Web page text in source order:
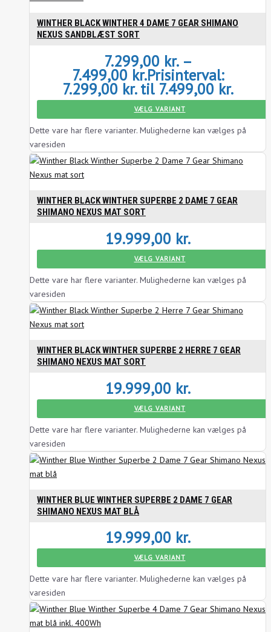
WINTHER BLACK WINTHER 4 DAME 7 GEAR SHIMANO
NEXUS SANDBLÆST SORT
7.299,00 kr. –
7.499,00 kr.Prisinterval:
7.299,00 kr. til 7.499,00 kr.
VÆLG VARIANT
Dette vare har flere varianter. Mulighederne kan vælges på
varesiden
WINTHER BLACK WINTHER SUPERBE 2 DAME 7 GEAR
SHIMANO NEXUS MAT SORT
19.999,00 kr.
VÆLG VARIANT
Dette vare har flere varianter. Mulighederne kan vælges på
varesiden
WINTHER BLACK WINTHER SUPERBE 2 HERRE 7 GEAR
SHIMANO NEXUS MAT SORT
19.999,00 kr.
VÆLG VARIANT
Dette vare har flere varianter. Mulighederne kan vælges på
varesiden
WINTHER BLUE WINTHER SUPERBE 2 DAME 7 GEAR
SHIMANO NEXUS MAT BLÅ
19.999,00 kr.
VÆLG VARIANT
Dette vare har flere varianter. Mulighederne kan vælges på
varesiden